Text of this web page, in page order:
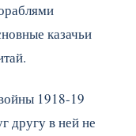
казачьи
1918-19
другу в ней не